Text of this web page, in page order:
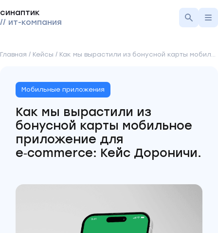
синаптик
// ит-компания
Главная / Кейсы / Как мы вырастили из бонусной карты мобильное приложение для e‑commerce: Кейс Дороничи.
Как мы вырастили из
бонусной карты мобильное
приложение для
e‑commerce: Кейс Дороничи.
Мобильные приложения